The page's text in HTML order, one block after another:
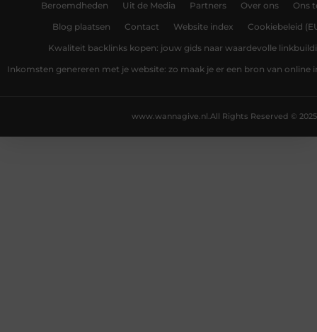
Beroemdheden Uit de Media Partners Over ons Ons
Blog plaatsen Contact Website index Cookiebeleid
Kwaliteit backlinks kopen: jouw gids naar waardevolle
Inkomsten genereren met je website: zo maak je er een bron van online
All Rights Reserved © 2025
www.wannagive.nl.